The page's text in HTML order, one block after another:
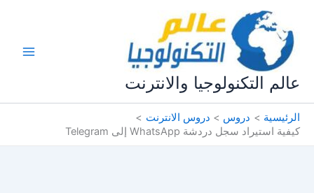
المحتوى
عالم التكنولوجيا والانترنت
الرئيسية دروس
دروس الانترنت
كيفية استيراد سجل دردشة WhatsApp إلى Telegram